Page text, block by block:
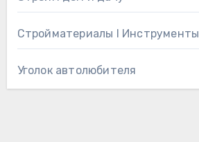
Стройматериалы l Инструменты
Уголок автолюбителя